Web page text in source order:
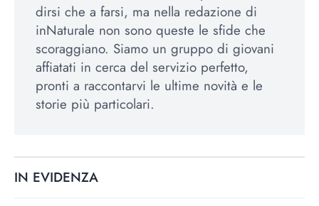
dirsi che a farsi, ma nella redazione di
inNaturale non sono queste le sfide che
scoraggiano. Siamo un gruppo di giovani
affiatati in cerca del servizio perfetto,
pronti a raccontarvi le ultime novità e le
storie più particolari.
IN EVIDENZA